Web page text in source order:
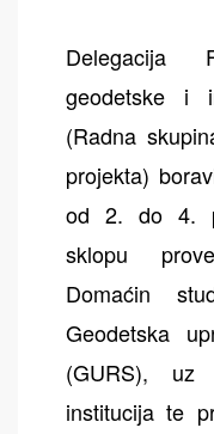
Delegacija
geodetske i
(Radna
projekta)
od 2. do 4.
sklopu
Domaćin
Geodetska
(GURS), uz
institucija te